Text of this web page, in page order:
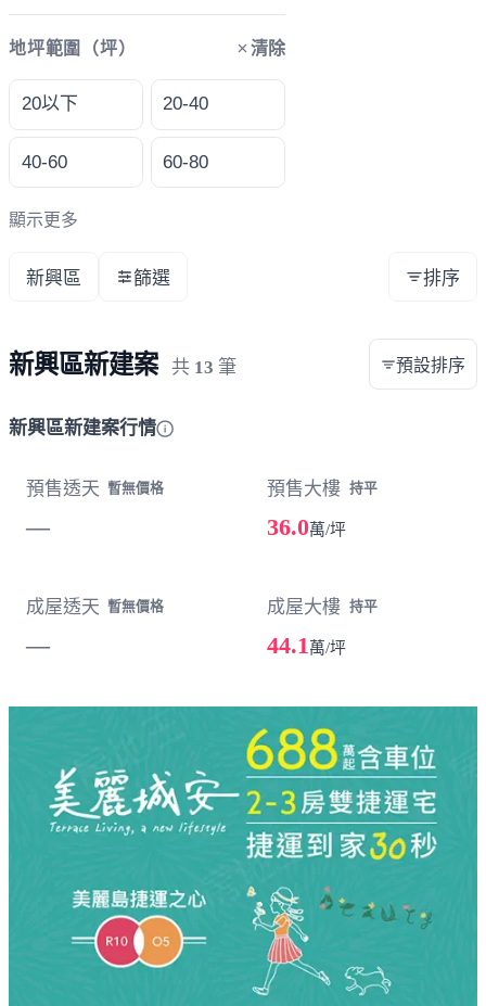
地坪範圍（坪） 清除
20以下 20-40
40-60 60-80
顯示更多
新興區 篩選 排序
新興區新建案 共 13 筆 預設排序
新興區新建案行情
預售透天 暫無價格
—
預售大樓 持平
36.0萬/坪
成屋透天 暫無價格
—
成屋大樓 持平
44.1萬/坪